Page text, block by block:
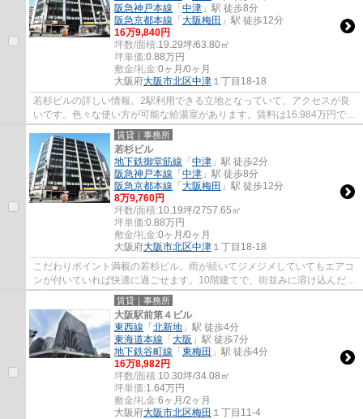
阪急神戸本線 「 中津 」駅 徒歩8分
阪急京都本線 「 大阪梅田 」駅 徒歩12分
16万9,840円
坪数/面積:19.29坪/63.80㎡
坪単価:0.88万円
敷金/礼金:0ヶ月/0ヶ月
大阪府大阪市北区中津 １丁目18-18
若杉ビルの詳しい情報。2駅利用できる立地となっていて、アクセスが良
いです。色々な使い方が可能な給湯室があります。賃料は16.984万円で
す。エアコン付きなので、室内の温度調整が簡...
賃貸｜事務所
若杉ビル
地下鉄御堂筋線 「 中津 」駅 徒歩2分
阪急神戸本線 「 中津 」駅 徒歩8分
阪急京都本線 「 大阪梅田 」駅 徒歩12分
8万9,760円
坪数/面積:10.19坪/2757.65㎡
坪単価:0.88万円
敷金/礼金:0ヶ月/0ヶ月
大阪府大阪市北区中津 １丁目18-18
こだわりポイント満載の若杉ビル。雨が続いてジメジメしていてもエアコ
ンが付いていれば快適に過ごせます。10階建てで、街並みに溶け込んだ落
ち着いた建物。IT向けに造られているので...
賃貸｜事務所
大阪駅前第４ビル
東西線 「 北新地 」駅 徒歩4分
東海道本線 「 大阪 」駅 徒歩7分
地下鉄谷町線 「 東梅田 」駅 徒歩4分
16万8,982円
坪数/面積:10.30坪/34.08㎡
坪単価:1.64万円
敷金/礼金:6ヶ月/2ヶ月
大阪府大阪市北区梅田 １丁目11-4